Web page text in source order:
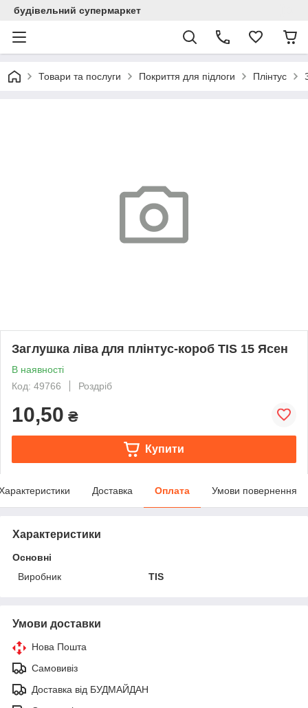
будівельний супермаркет
Товари та послуги Покриття для підлоги Плінтус
Заглушка ліва для плінтус-короб TIS 15 Ясен
В наявності
Код: 49766
Роздріб
10,50 ₴
Купити
Доставка Оплата Умови повернення
Характеристики
Основні
Виробник
TIS
Умови доставки
Нова Пошта
Самовивіз
Доставка від БУДМАЙДАН